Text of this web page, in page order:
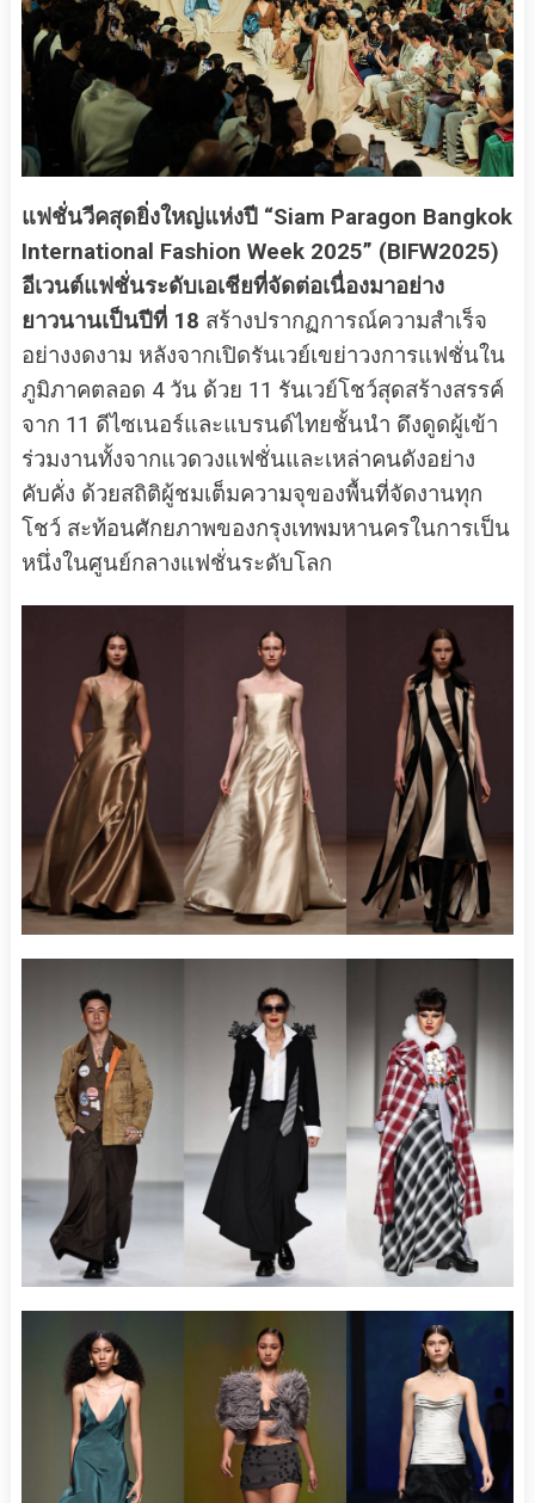
แฟชั่นวีคสุดยิ่งใหญ่แห่งปี “Siam Paragon Bangkok
International Fashion Week 2025” (BIFW2025)
อีเวนต์แฟชั่นระดับเอเชียที่จัดต่อเนื่องมาอย่าง
ยาวนานเป็นปีที่ 18 สร้างปรากฏการณ์ความสำเร็จ
อย่างงดงาม หลังจากเปิดรันเวย์เขย่าวงการแฟชั่นใน
ภูมิภาคตลอด 4 วัน ด้วย 11 รันเวย์โชว์สุดสร้างสรรค์
จาก 11 ดีไซเนอร์และแบรนด์ไทยชั้นนำ ดึงดูดผู้เข้า
ร่วมงานทั้งจากแวดวงแฟชั่นและเหล่าคนดังอย่าง
คับคั่ง ด้วยสถิติผู้ชมเต็มความจุของพื้นที่จัดงานทุก
โชว์ สะท้อนศักยภาพของกรุงเทพมหานครในการเป็น
หนึ่งในศูนย์กลางแฟชั่นระดับโลก